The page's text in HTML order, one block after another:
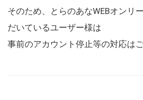
そのため、とらのあなWEBオンリ
だいているユーザー様は
事前のアカウント停止等の対応はご